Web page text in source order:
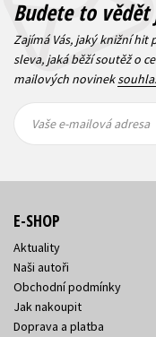
Budete to
Zajímá Vás, jaký knižní hit
sleva, jaká běží soutěž o
mailových novinek
mailová
mailová
Vaše e-mailová adresa
E-SHOP
Aktuality
Naši autoři
Obchodní podmínky
Jak nakoupit
Doprava a platba